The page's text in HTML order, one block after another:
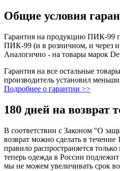
Общие условия
Гарантия на продукцию ПИК-99
ПИК-99 (и в розничном, и через
Аналогично - на товары марок
Гарантия на все остальные
производитель установил
Подробнее о гарантии >>
180 дней на возврат
В соответствии с Законом "О
возврат можно сделать в
правило распространяется
теперь одежда в России
мы не можем увеличивать срок